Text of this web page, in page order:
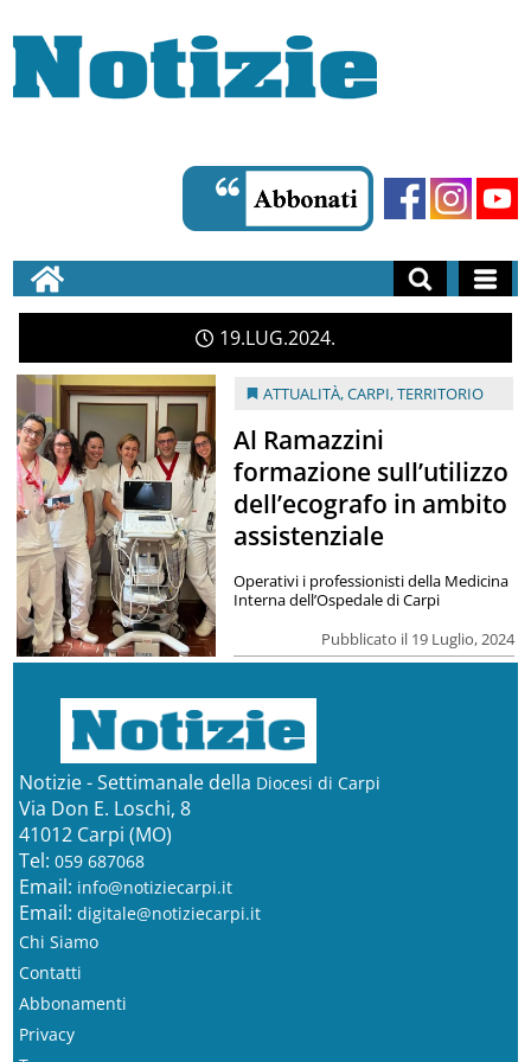
19 LUG 2024
ATTUALITÀ,CARPI,TERRITORIO
Al Ramazzini
formazione sull’utilizzo
dell’ecografo in ambito
assistenziale
Pubblicato il 19 Luglio, 2024
Operativi i professionisti della Medicina
Interna dell’Ospedale di Carpi
Notizie - Settimanale della Diocesi di Carpi
Via Don E. Loschi, 8
41012 Carpi (MO)
Tel: 059 687068
Email: info@notiziecarpi.it
Email: digitale@notiziecarpi.it
Chi Siamo
Contatti
Abbonamenti
Privacy